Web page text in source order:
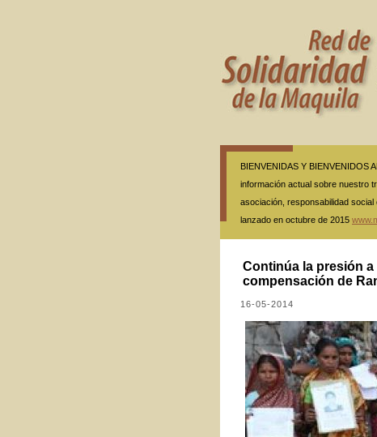
BIENVENIDAS Y BIENVENIDOS
información actual sobre nuestro
asociación, responsabilidad
lanzado en octubre de 2015
Continúa la presión
compensación de
16-05-2014